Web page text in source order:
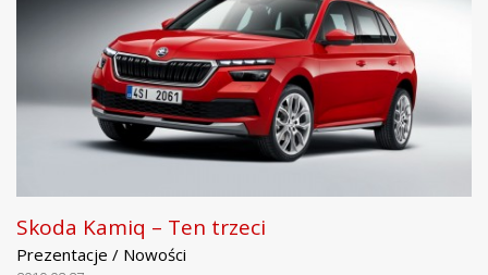
Skoda Kamiq – Ten trzeci
Prezentacje / Nowości